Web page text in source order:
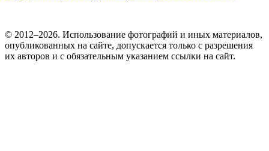
© 2012–2026. Использование фотографий и иных материалов,
опубликованных на сайте, допускается только с разрешения
их авторов и c обязательным указанием ссылки на сайт.